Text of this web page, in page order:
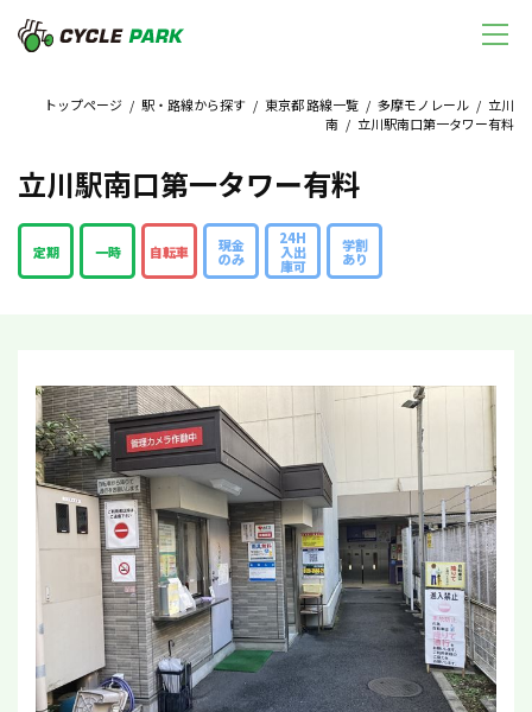
トップページ / 駅・路線から探す / 東京都 路線一覧 / 多摩モノレール / 立川
南 / 立川駅南口第一タワー有料
立川駅南口第一タワー有料
定期 一時 自転車 現金
のみ
24H
入出
庫可
学割
あり